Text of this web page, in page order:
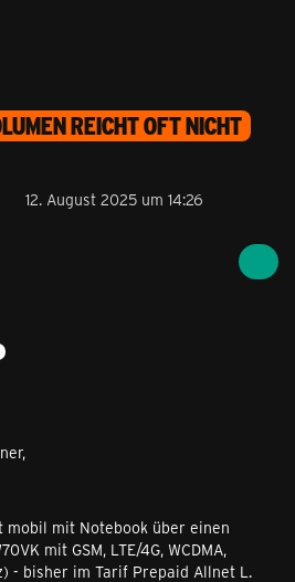
REICHT OFT NICHT
12. August 2025 um 14:26
mobil mit Notebook über einen
mit GSM, LTE/4G, WCDMA,
- bisher im Tarif Prepaid Allnet L.